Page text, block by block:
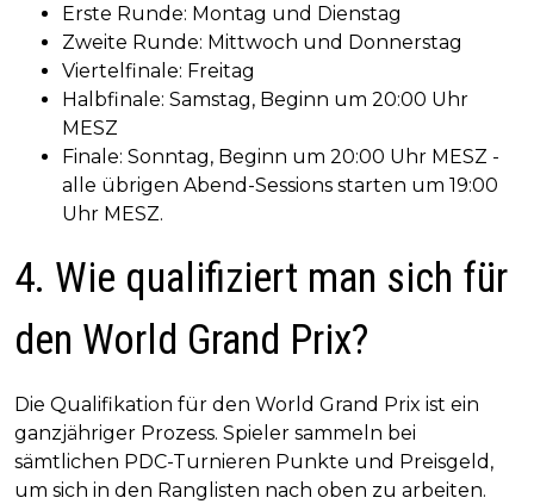
Erste Runde: Montag und Dienstag
Zweite Runde: Mittwoch und Donnerstag
Viertelfinale: Freitag
Halbfinale: Samstag, Beginn um 20:00 Uhr
MESZ
Finale: Sonntag, Beginn um 20:00 Uhr MESZ -
alle übrigen Abend-Sessions starten um 19:00
Uhr MESZ.
4. Wie qualifiziert man sich für
den World Grand Prix?
Die Qualifikation für den World Grand Prix ist ein
ganzjähriger Prozess. Spieler sammeln bei
sämtlichen PDC-Turnieren Punkte und Preisgeld,
um sich in den Ranglisten nach oben zu arbeiten.